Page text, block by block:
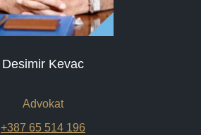
Desimir Kevac
Advokat
+387 65 514 196